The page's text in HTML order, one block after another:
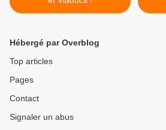
Hébergé par Overblog
Top articles
Pages
Contact
Signaler un abus